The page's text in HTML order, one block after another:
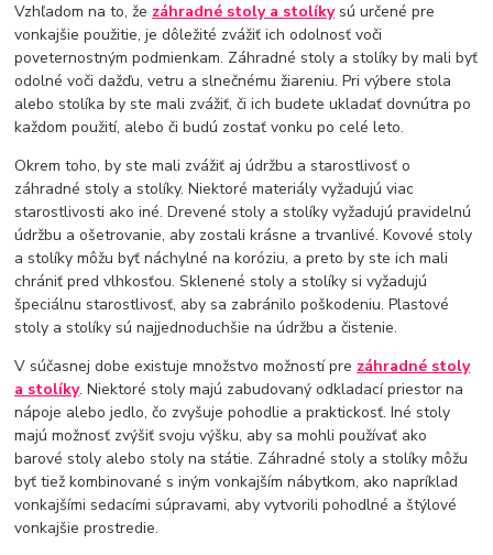
Vzhľadom na to, že záhradné stoly a stolíkysú určené pre
vonkajšie použitie, je dôležité zvážiť ich odolnosť voči
poveternostným podmienkam. Záhradné stoly a stolíky by mali byť
odolné voči dažďu, vetru a slnečnému žiareniu. Pri výbere stola
alebo stolíka by ste mali zvážiť, či ich budete ukladať dovnútra po
každom použití, alebo či budú zostať vonku po celé leto.
Okrem toho, by ste mali zvážiť aj údržbu a starostlivosť o
záhradné stoly a stolíky. Niektoré materiály vyžadujú viac
starostlivosti ako iné. Drevené stoly a stolíky vyžadujú pravidelnú
údržbu a ošetrovanie, aby zostali krásne a trvanlivé. Kovové stoly
a stolíky môžu byť náchylné na koróziu, a preto by ste ich mali
chrániť pred vlhkosťou. Sklenené stoly a stolíky si vyžadujú
špeciálnu starostlivosť, aby sa zabránilo poškodeniu. Plastové
stoly a stolíky sú najjednoduchšie na údržbu a čistenie.
V súčasnej dobe existuje množstvo možností pre záhradné stoly
a stolíky. Niektoré stoly majú zabudovaný odkladací priestor na
nápoje alebo jedlo, čo zvyšuje pohodlie a praktickosť. Iné stoly
majú možnosť zvýšiť svoju výšku, aby sa mohli používať ako
barové stoly alebo stoly na státie. Záhradné stoly a stolíky môžu
byť tiež kombinované s iným vonkajším nábytkom, ako napríklad
vonkajšími sedacími súpravami, aby vytvorili pohodlné a štýlové
vonkajšie prostredie.